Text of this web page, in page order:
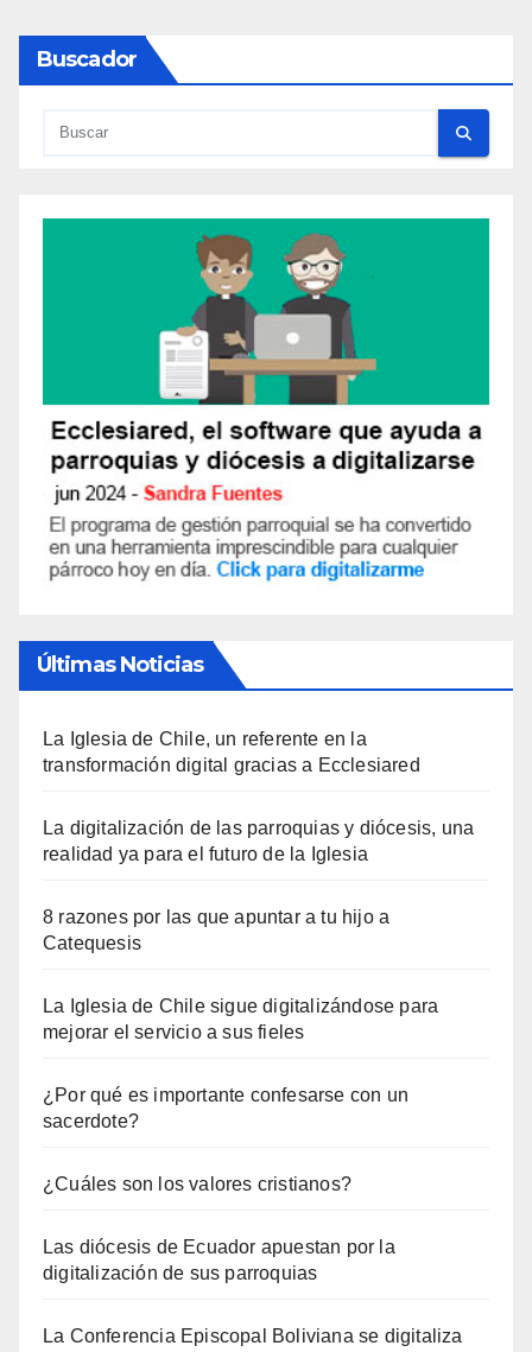
Buscador
Últimas Noticias
La Iglesia de Chile, un referente en la
transformación digital gracias a Ecclesiared
La digitalización de las parroquias y diócesis, una
realidad ya para el futuro de la Iglesia
8 razones por las que apuntar a tu hijo a
Catequesis
La Iglesia de Chile sigue digitalizándose para
mejorar el servicio a sus fieles
¿Por qué es importante confesarse con un
sacerdote?
¿Cuáles son los valores cristianos?
Las diócesis de Ecuador apuestan por la
digitalización de sus parroquias
La Conferencia Episcopal Boliviana se digitaliza